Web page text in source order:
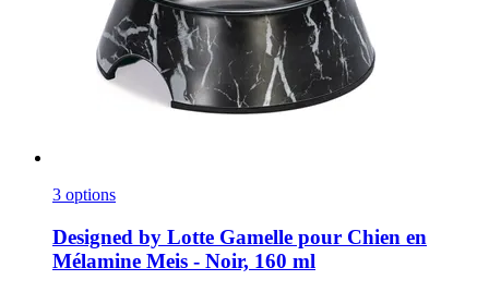
3 options
Designed by Lotte Gamelle pour Chien en
Mélamine Meis -​ Noir, 160 ml